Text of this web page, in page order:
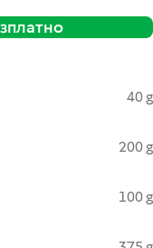
40 g
200 g
100 g